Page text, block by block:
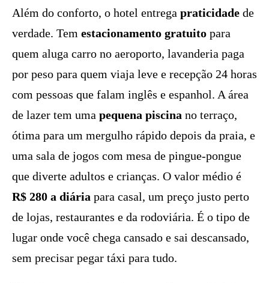
Além do conforto, o hotel entrega praticidade de
verdade. Tem estacionamento gratuito para
quem aluga carro no aeroporto, lavanderia paga
por peso para quem viaja leve e recepção 24 horas
com pessoas que falam inglês e espanhol. A área
de lazer tem uma pequena piscina no terraço,
ótima para um mergulho rápido depois da praia, e
uma sala de jogos com mesa de pingue-pongue
que diverte adultos e crianças. O valor médio é
R$ 280 a diária para casal, um preço justo perto
de lojas, restaurantes e da rodoviária. É o tipo de
lugar onde você chega cansado e sai descansado,
sem precisar pegar táxi para tudo.